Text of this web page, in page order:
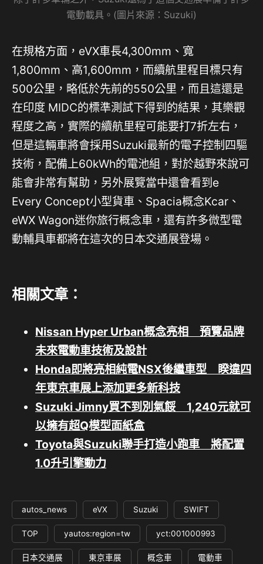
電動載具。(圖片來源：Suzuki)
在規格方面，eVX車長4,300mm、寬
1,800mm、高1,600mm，而續航里程目標只有
500公里，略低於先前的550公里，而且這還是
在印度 MIDC的標準測試下得到的結果，其樂觀
程度之高，實際的續航里程可能要打7折左右，
但是這輛車將會採用Suzuki最新的電子控制四驅
技術，配備上60kWh的電池組，對於越野來說可
能會非常有幫助，另外展覽當中還會看到e
Every Concept小型貨車、Spacia概念Kcar、
eWX Wagon迷你旅行概念車，還有許多微型電
動輔具車都將在這次的日本交通展登場。
相關文章：
Nissan Hyper Urban概念亮相 預覽品牌
未來電動車技術及設計
Honda即將亮相純電NSX後繼車型 睽違四
年東京車展上添加更多新科技
Suzuki Jimny買不到別氣餒 1,240元就可
以擁有超Q模型面紙盒
Toyota與Suzuki聯手打造小跑車 將配置
1.0升引擎動力
autos_news eVX Suzuki SWIFT
TOP yautos:region=tw yct:001000993
日本交通展 東京車展 概念車 電動車